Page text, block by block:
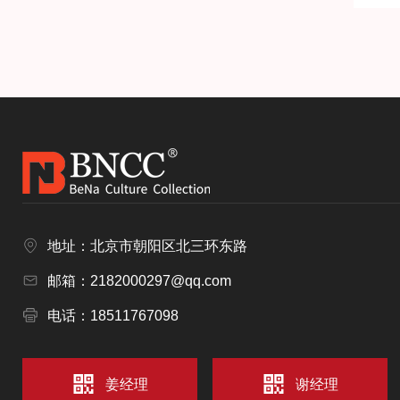
地址：北京市朝阳区北三环东路
邮箱：2182000297@qq.com
电话：18511767098
姜经理 谢经理